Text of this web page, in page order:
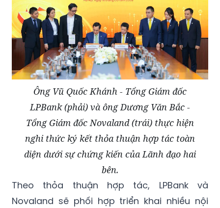
Ông Vũ Quốc Khánh - Tổng Giám đốc
LPBank (phải) và ông Dương Văn Bắc -
Tổng Giám đốc Novaland (trái) thực hiện
nghi thức ký kết thỏa thuận hợp tác toàn
diện dưới sự chứng kiến của Lãnh đạo hai
bên.
Theo thỏa thuận hợp tác, LPBank và
Novaland sẽ phối hợp triển khai nhiều nội